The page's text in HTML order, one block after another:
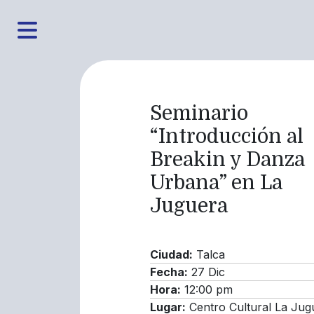
Seminario
“Introducción al
Breakin y Danza
Urbana” en La
Juguera
Ciudad: Talca
Fecha: 27 Dic
Hora: 12:00 pm
Lugar: Centro Cultural La